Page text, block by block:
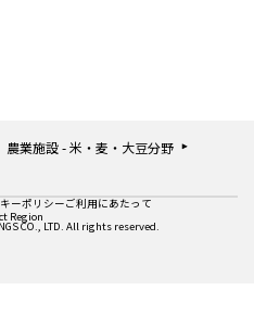
農業施設 - 米・麦・大豆分野
CO., LTD. All rights reserved.
ーポリシーご利用にあたって
Region